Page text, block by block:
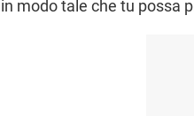
in modo tale che tu possa